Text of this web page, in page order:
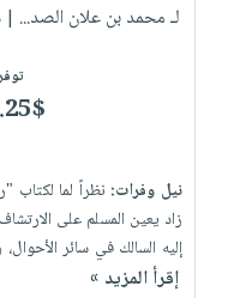
لـ محمد بن علان الصد... |
نيل وفرات: نظراً لما لكتاب
زاد يعين المسلم على
إليه السالك في سائر
إقرأ المزيد »